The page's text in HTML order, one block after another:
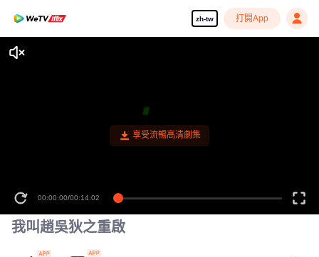
zh-tw 打開App
享受流暢高清劇集
00:00:00/00:14:02
我叫趙吳狄之重啟